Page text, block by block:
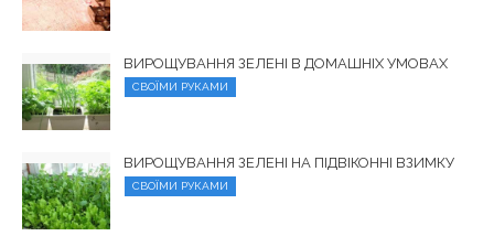
ВИРОЩУВАННЯ ЗЕЛЕНІ В ДОМАШНІХ УМОВАХ
СВОЇМИ РУКАМИ
ВИРОЩУВАННЯ ЗЕЛЕНІ НА ПІДВІКОННІ ВЗИМКУ
СВОЇМИ РУКАМИ